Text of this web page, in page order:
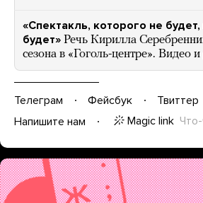
«Спектакль, которого не
будет» Речь Кирилла
сезона в «Гоголь-центре». Видео
Телеграм Фейсбук Твиттер
Напишите нам
Magic link